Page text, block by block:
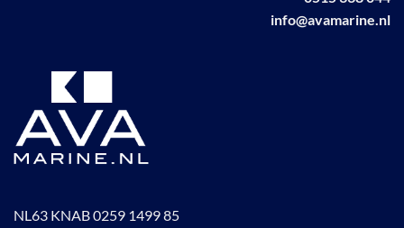
info@avamarine.nl
NL63 KNAB 0259 1499 85